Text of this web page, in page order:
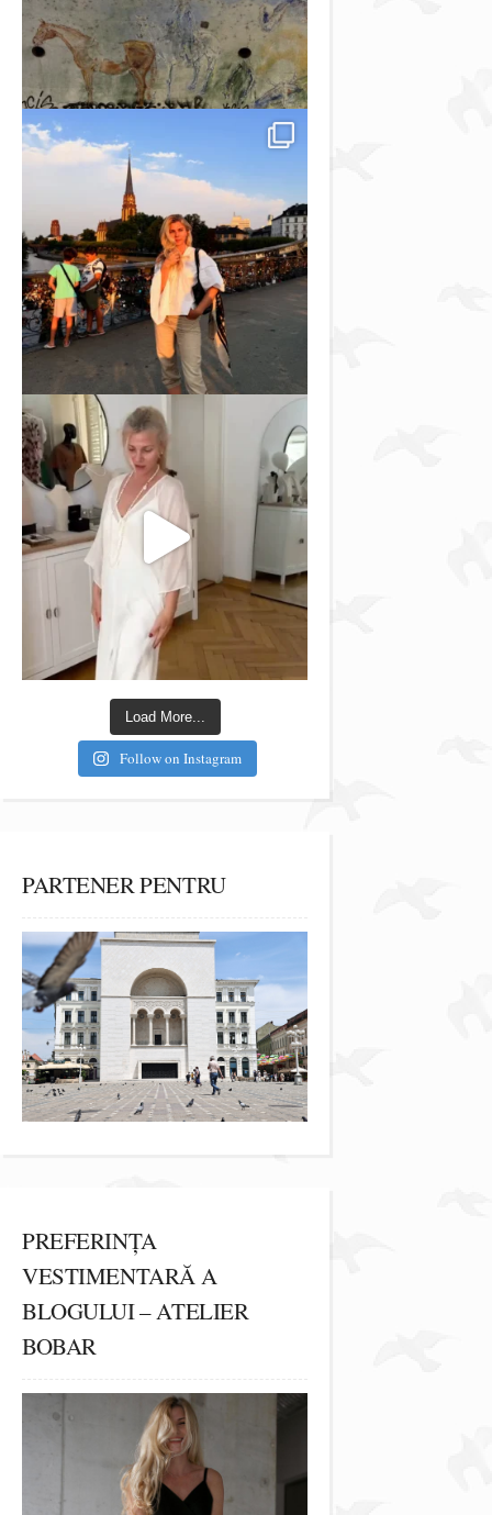
Load More...
Follow on Instagram
PARTENER PENTRU
PREFERINȚA
VESTIMENTARĂ A
BLOGULUI – ATELIER
BOBAR